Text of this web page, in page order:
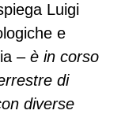
Luigi
e
– è in corso
di
diverse